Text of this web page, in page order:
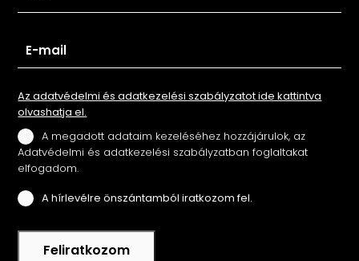
Az adatvédelmi és adatkezelési szabályzatot ide kattintva
olvashatja el.
A megadott adataim kezeléséhez hozzájárulok, az
Adatvédelmi és adatkezelési szabályzatban foglaltakat
elfogadom.
A hírlevélre önszántamból iratkozom fel.
Feliratkozom